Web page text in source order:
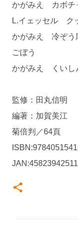
かがみえ カボチ
L.イェッセル ク
かがみえ 冷ぞう
ごぼう
かがみえ くいし
監修：田丸信明
編著：加賀美江
菊倍判／64頁